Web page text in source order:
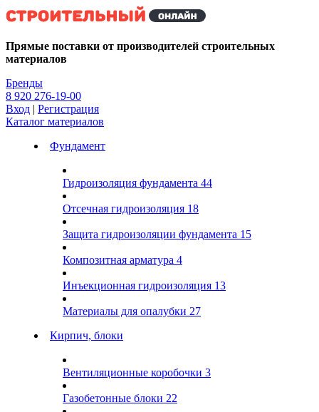
Kg
Прямые поставки от производителей строительных
материалов
Бренды
8 920 276-19-00
Вход | Регистрация
Каталог материалов
Фундамент
Гидроизоляция фундамента 44
Отсечная гидроизоляция 18
Защита гидроизоляции фундамента 15
Композитная арматура 4
Инъекционная гидроизоляция 13
Материалы для опалубки 27
Кирпич, блоки
Вентиляционные коробочки 3
Газобетонные блоки 22